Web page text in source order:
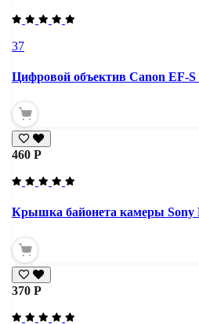
37
Цифровой объектив Canon EF-S
460 Р
Крышка байонета камеры Sony
370 Р